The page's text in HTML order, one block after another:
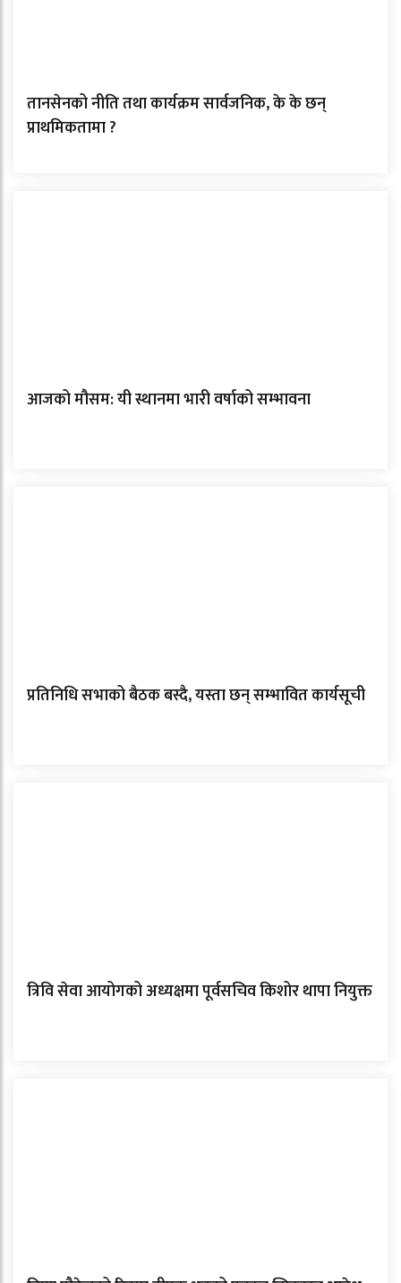
तानसेनको नीति तथा कार्यक्रम सार्वजनिक, के के छन्
प्राथमिकतामा ?
आजको मौसम: यी स्थानमा भारी वर्षाको सम्भावना
प्रतिनिधि सभाको बैठक बस्दै, यस्ता छन् सम्भावित कार्यसूची
त्रिवि सेवा आयोगको अध्यक्षमा पूर्वसचिव किशोर थापा नियुक्त